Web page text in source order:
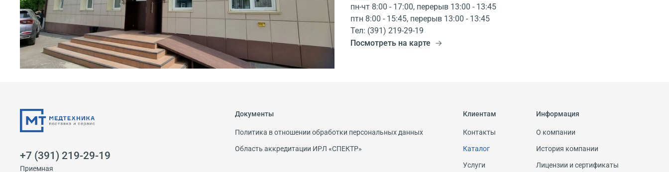
пн-чт 8:00 - 17:00, перерыв 13:00 - 13:45
птн 8:00 - 15:45, перерыв 13:00 - 13:45
Тел: (391) 219-29-19
Посмотреть на карте
Документы
Политика в отношении обработки персональных данных
Область аккредитации ИРЛ «СПЕКТР»
Клиентам
Контакты
Каталог
Услуги
Информация
О компании
История компании
Лицензии и сертификаты
+7 (391) 219-29-19
Приемная